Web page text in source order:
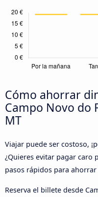
Cómo ahorrar
Campo Novo do
MT
Viajar puede ser costoso,
¿Quieres evitar pagar caro
pasos rápidos para
Reserva el billete desde